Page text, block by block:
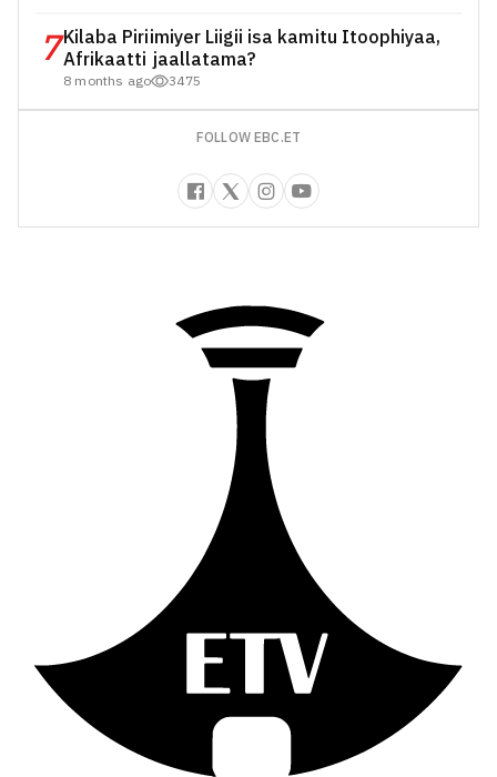
7Kilaba Piriimiyer Liigii isa kamitu Itoophiyaa,
Afrikaatti jaallatama?
8 months ago 3475
FOLLOW EBC.ET